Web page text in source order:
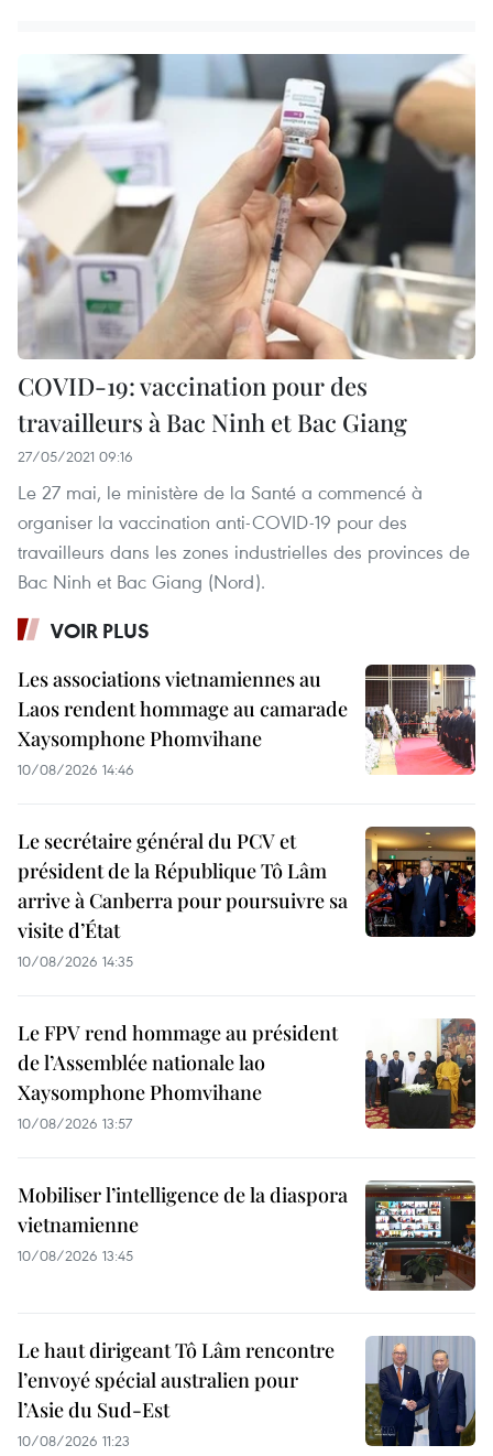
COVID-19: vaccination pour des
travailleurs à Bac Ninh et Bac Giang
27/05/2021 09:16
Le 27 mai, le ministère de la Santé a commencé à
organiser la vaccination anti-COVID-19 pour des
travailleurs dans les zones industrielles des provinces de
Bac Ninh et Bac Giang (Nord).
VOIR PLUS
Les associations vietnamiennes au
Laos rendent hommage au camarade
Xaysomphone Phomvihane
10/08/2026 14:46
Le secrétaire général du PCV et
président de la République Tô Lâm
arrive à Canberra pour poursuivre sa
visite d’État
10/08/2026 14:35
Le FPV rend hommage au président
de l’Assemblée nationale lao
Xaysomphone Phomvihane
10/08/2026 13:57
Mobiliser l’intelligence de la diaspora
vietnamienne
10/08/2026 13:45
Le haut dirigeant Tô Lâm rencontre
l’envoyé spécial australien pour
l’Asie du Sud-Est
10/08/2026 11:23